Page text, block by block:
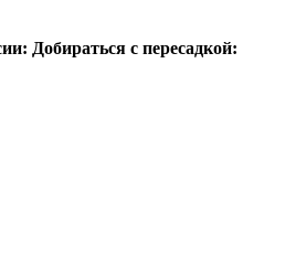
Добираться с пересадкой: